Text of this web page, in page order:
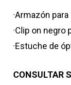
·Armazón
·Clip on negro
·Estuche de
CONSULTAR